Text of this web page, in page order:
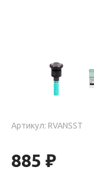
Артикул: RVANSST
885 ₽